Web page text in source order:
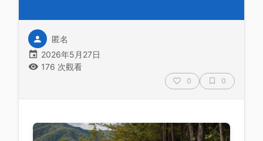
匿名
2026年5月27日
176 次觀看
0 0